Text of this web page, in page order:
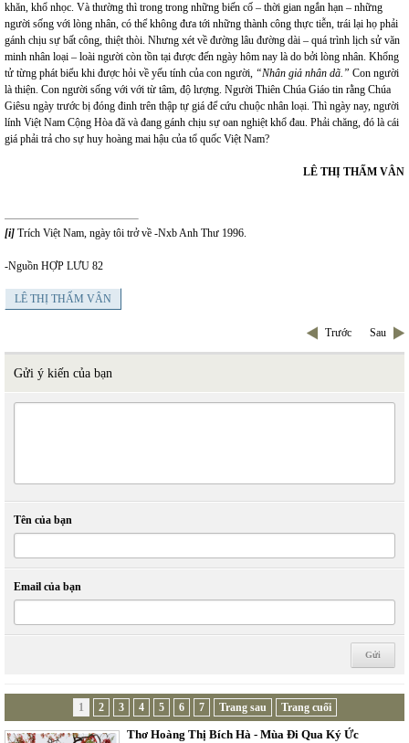
khăn, khổ nhọc. Và thường thì trong trong những biến cố – thời gian ngắn hạn – những
người sống với lòng nhân, có thể không đưa tới những thành công thực tiễn, trái lại họ phải
gánh chịu sự bất công, thiệt thòi. Nhưng xét về đường lâu đường dài – quá trình lịch sử văn
minh nhân loại – loài người còn tồn tại được đến ngày hôm nay là do bởi lòng nhân. Khổng
tử từng phát biểu khi được hỏi về yếu tính của con người, “Nhân giả nhân dã.” Con người
là thiện. Con người sống với với từ tâm, độ lượng. Người Thiên Chúa Giáo tin rằng Chúa
Giêsu ngày trước bị đóng đinh trên thập tự giá để cứu chuộc nhân loại. Thì ngày nay, người
lính Việt Nam Cộng Hòa đã và đang gánh chịu sự oan nghiệt khổ đau. Phải chăng, đó là cái
giá phải trả cho sự huy hoàng mai hậu của tổ quốc Việt Nam?
LÊ THỊ THẤM VÂN
[i] Trích Việt Nam, ngày tôi trở về -Nxb Anh Thư 1996.
-Nguồn HỢP LƯU 82
LÊ THỊ THẤM VÂN
Trước Sau
Gửi ý kiến của bạn
Tên của bạn
Email của bạn
1 2 3 4 5 6 7 Trang sau Trang cuối
Thơ Hoàng Thị Bích Hà - Mùa Đi Qua Ký Ức